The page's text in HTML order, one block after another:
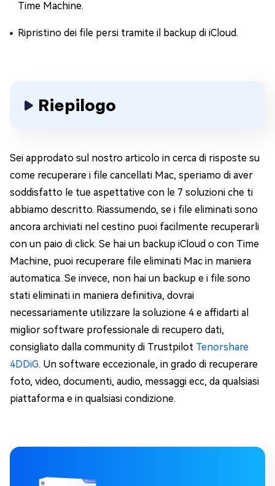
Time Machine.
Ripristino dei file persi tramite il backup di iCloud.
Riepilogo
Sei approdato sul nostro articolo in cerca di risposte su
come recuperare i file cancellati Mac, speriamo di aver
soddisfatto le tue aspettative con le 7 soluzioni che ti
abbiamo descritto. Riassumendo, se i file eliminati sono
ancora archiviati nel cestino puoi facilmente recuperarli
con un paio di click. Se hai un backup iCloud o con Time
Machine, puoi recuperare file eliminati Mac in maniera
automatica. Se invece, non hai un backup e i file sono
stati eliminati in maniera definitiva, dovrai
necessariamente utilizzare la soluzione 4 e affidarti al
miglior software professionale di recupero dati,
consigliato dalla community di Trustpilot Tenorshare
4DDiG. Un software eccezionale, in grado di recuperare
foto, video, documenti, audio, messaggi ecc, da qualsiasi
piattaforma e in qualsiasi condizione.